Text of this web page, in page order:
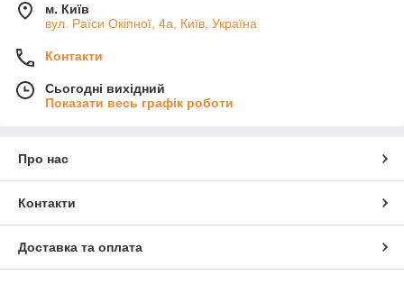
м. Київ
вул. Раїси Окіпної, 4а, Київ, Україна
Контакти
Сьогодні вихідний
Показати весь графік роботи
Про нас
Контакти
Доставка та оплата